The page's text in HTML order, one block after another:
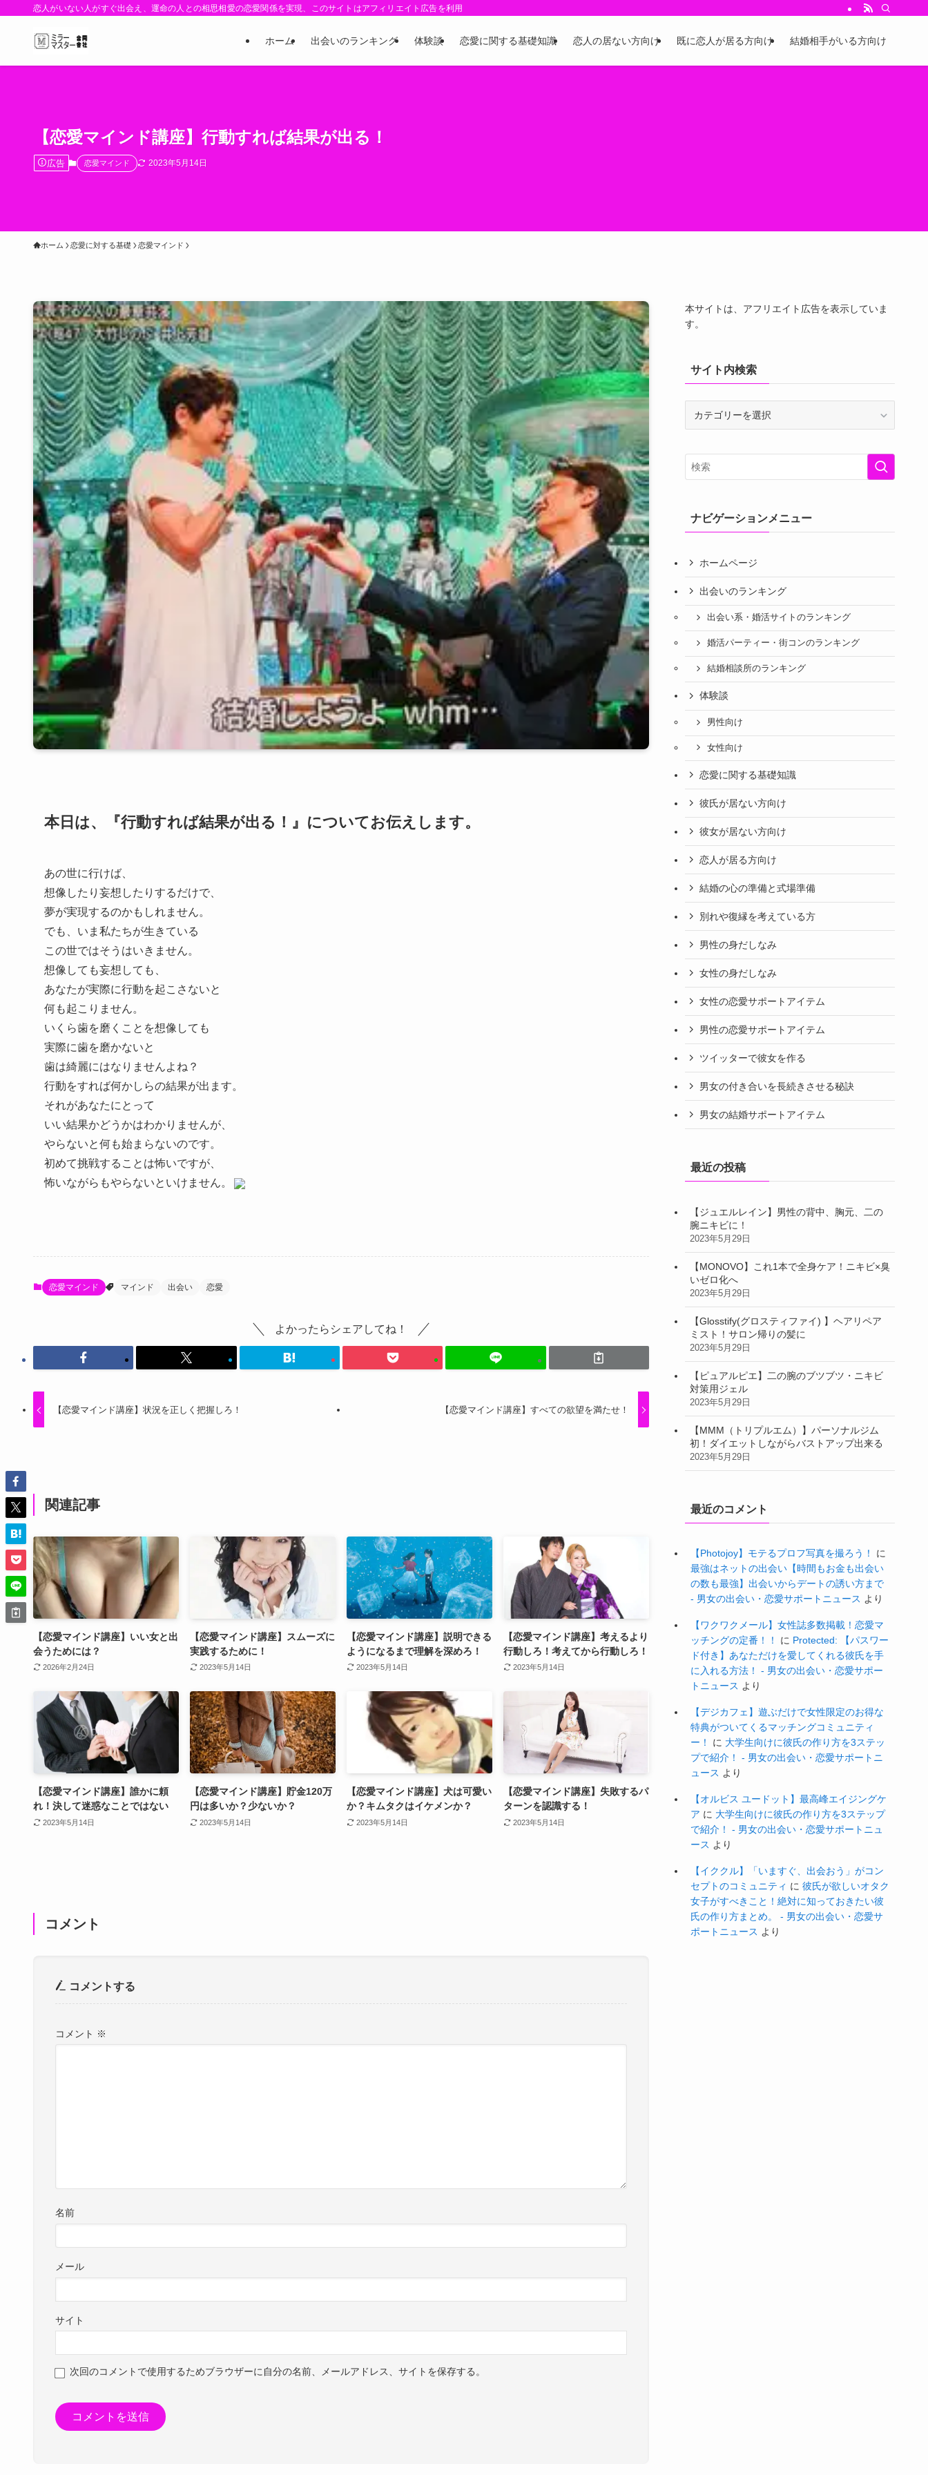
恋人がいない人がすぐ出会え、運命の人との相思相愛の恋愛関係を実現、このサイトはアフィリエイト広告を利用しています
ホーム 出会いのランキング 体験談 恋愛に関する基礎知識 恋人の居ない方向け 既に恋人が居る方向け 結婚相手がいる方向け
【恋愛マインド講座】行動すれば結果が出る！
広告 恋愛マインド 2023年5月14日
ホーム 恋愛に対する基礎 恋愛マインド
本日は、『行動すれば結果が出る！』についてお伝えします。
あの世に行けば、
想像したり妄想したりするだけで、
夢が実現するのかもしれません。
でも、いま私たちが生きている
この世ではそうはいきません。
想像しても妄想しても、
あなたが実際に行動を起こさないと
何も起こりません。
いくら歯を磨くことを想像しても
実際に歯を磨かないと
歯は綺麗にはなりませんよね？
行動をすれば何かしらの結果が出ます。
それがあなたにとって
いい結果かどうかはわかりませんが、
やらないと何も始まらないのです。
初めて挑戦することは怖いですが、
怖いながらもやらないといけません。
恋愛マインド マインド 出会い 恋愛
よかったらシェアしてね！
【恋愛マインド講座】状況を正しく把握しろ！ 【恋愛マインド講座】すべての欲望を満たせ！
関連記事
【恋愛マインド講座】いい女と出
会うためには？
2026年2月24日
【恋愛マインド講座】スムーズに
実践するために！
2023年5月14日
【恋愛マインド講座】説明できる
ようになるまで理解を深めろ！
2023年5月14日
【恋愛マインド講座】考えるより
行動しろ！考えてから行動しろ！
2023年5月14日
【恋愛マインド講座】誰かに頼
れ！決して迷惑なことではない
2023年5月14日
【恋愛マインド講座】貯金120万
円は多いか？少ないか？
2023年5月14日
【恋愛マインド講座】犬は可愛い
か？キムタクはイケメンか？
2023年5月14日
【恋愛マインド講座】失敗するパ
ターンを認識する！
2023年5月14日
コメント
コメントする
コメント ※
名前
メール
サイト
次回のコメントで使用するためブラウザーに自分の名前、メールアドレス、サイトを保存する。
本サイトは、アフリエイト広告を表示していま
す。
サイト内検索
内
検
索
ナビゲーションメニュー
ホームページ
出会いのランキング
出会い系・婚活サイトのランキング
婚活パーティー・街コンのランキング
結婚相談所のランキング
体験談
男性向け
女性向け
恋愛に関する基礎知識
彼氏が居ない方向け
彼女が居ない方向け
恋人が居る方向け
結婚の心の準備と式場準備
別れや復縁を考えている方
男性の身だしなみ
女性の身だしなみ
女性の恋愛サポートアイテム
男性の恋愛サポートアイテム
ツイッターで彼女を作る
男女の付き合いを長続きさせる秘訣
男女の結婚サポートアイテム
最近の投稿
【ジュエルレイン】男性の背中、胸元、二の
腕ニキビに！
2023年5月29日
【MONOVO】これ1本で全身ケア！ニキビ×臭
いゼロ化へ
2023年5月29日
【Glosstify(グロスティファイ) 】ヘアリペア
ミスト！サロン帰りの髪に
2023年5月29日
【ピュアルピエ】二の腕のブツブツ・ニキビ
対策用ジェル
2023年5月29日
【MMM（トリプルエム）】パーソナルジム
初！ダイエットしながらバストアップ出来る
2023年5月29日
最近のコメント
【Photojoy】モテるプロフ写真を撮ろう！
に
最強はネットの出会い【時間もお金も出会い
の数も最強】出会いからデートの誘い方まで
- 男女の出会い・恋愛サポートニュース より
【ワクワクメール】女性誌多数掲載！恋愛マ
ッチングの定番！！
に Protected: 【パスワー
ド付き】あなただけを愛してくれる彼氏を手
に入れる方法！ - 男女の出会い・恋愛サポー
トニュース より
【デジカフェ】遊ぶだけで女性限定のお得な
特典がついてくるマッチングコミュニティ
ー！
に 大学生向けに彼氏の作り方を3ステッ
プで紹介！ - 男女の出会い・恋愛サポートニ
ュース より
【オルビス ユードット】最高峰エイジングケ
ア に 大学生向けに彼氏の作り方を3ステップ
で紹介！ - 男女の出会い・恋愛サポートニュ
ース より
【イククル】「いますぐ、出会おう」がコン
セプトのコミュニティ に 彼氏が欲しいオタク
女子がすべきこと！絶対に知っておきたい彼
氏の作り方まとめ。 - 男女の出会い・恋愛サ
ポートニュース より